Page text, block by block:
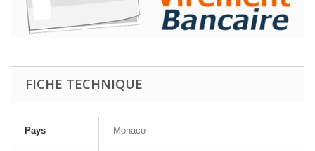
FICHE TECHNIQUE
Pays Monaco